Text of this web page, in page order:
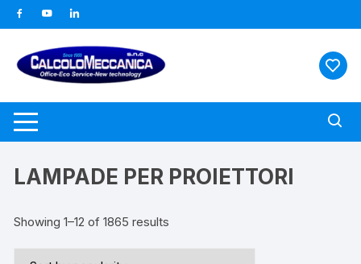
al
contenuto
LAMPADE PER PROIETTORI
Showing 1–12 of 1865 results